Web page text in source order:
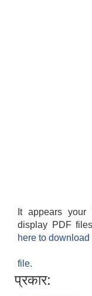
It appears
display PDF
here to
file.
प्रकार: